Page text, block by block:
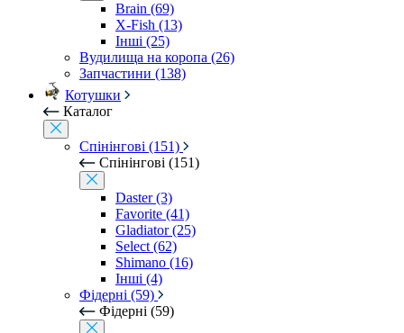
Brain (69)
X-Fish (13)
Інші (25)
Вудилища на коропа (26)
Запчастини (138)
Котушки
Каталог
Спінінгові (151)
Спінінгові (151)
Daster (3)
Favorite (41)
Gladiator (25)
Select (62)
Shimano (16)
Інші (4)
Фідерні (59)
Фідерні (59)